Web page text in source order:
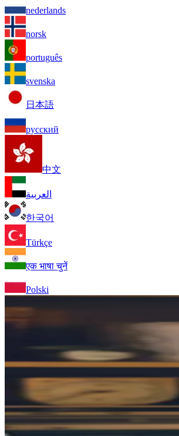
nederlands
norsk
português
svenska
日本語
русский
中文
العربية
한국어
Türkçe
एक भाषा चुनें
Polski